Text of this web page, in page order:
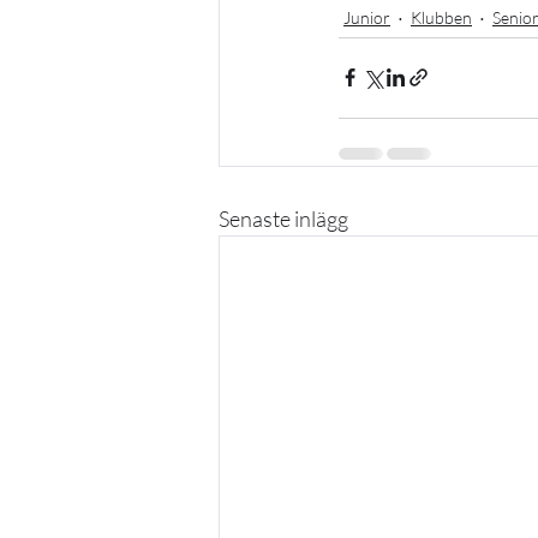
Junior Klubben Senior
Senaste inlägg